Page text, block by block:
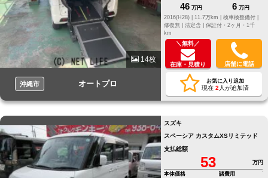
14枚
沖縄市 オートプロ
46 万円 6 万円
2016(H28) |
11.7万km |
検車検整備付 |
修復無 | 法定含 | 保証付・2ヶ月・1千
km
＼無料／
在庫・見積り 店舗に電話
お気に入り追加
現在 2 人が追加済
スズキ
スペーシア カスタムXSリミテッド
支払総額
53
万円
本体価格
諸費用